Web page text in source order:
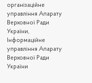
організаційне
управління Апарату
Верховної Ради
України,
Інформаційне
управління Апарату
Верховної Ради
України